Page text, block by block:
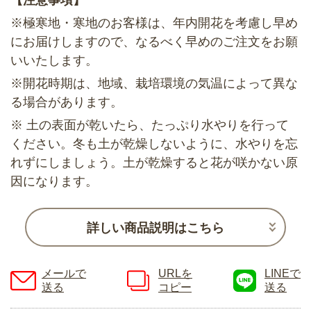
※極寒地・寒地のお客様は、年内開花を考慮し早め
にお届けしますので、なるべく早めのご注文をお願
いいたします。
※開花時期は、地域、栽培環境の気温によって異な
る場合があります。
※ 土の表面が乾いたら、たっぷり水やりを行って
ください。冬も土が乾燥しないように、水やりを忘
れずにしましょう。土が乾燥すると花が咲かない原
因になります。
詳しい商品説明はこちら
メールで
送る
URLを
コピー
LINEで
送る